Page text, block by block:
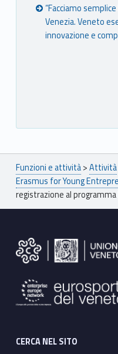
“Facciamo
Venezia. Veneto
innovazione e
Breadcrumbs navigation
Funzioni e attività>Attività
Erasmus for Young
registrazione al
CERCA NEL SITO